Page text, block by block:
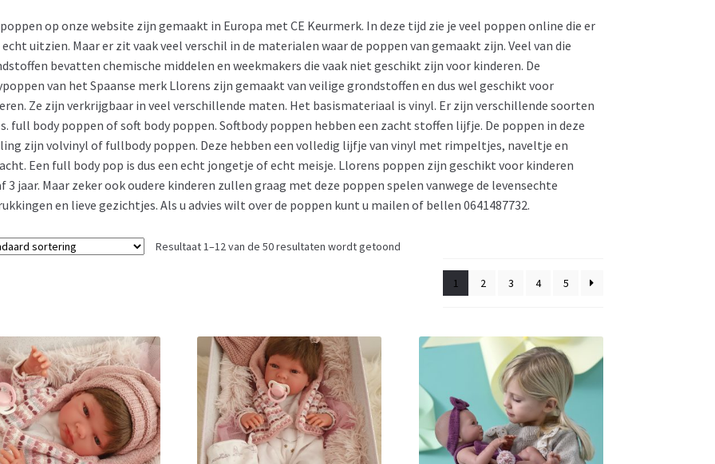
op onze website zijn gemaakt in Europa met CE Keurmerk. In deze tijd zie je veel poppen online die er
uitzien. Maar er zit vaak veel verschil in de materialen waar de poppen van gemaakt zijn. Veel van die
bevatten chemische middelen en weekmakers die vaak niet geschikt zijn voor kinderen. De
van het Spaanse merk Llorens zijn gemaakt van veilige grondstoffen en dus wel geschikt voor
Ze zijn verkrijgbaar in veel verschillende maten. Het basismateriaal is vinyl. Er zijn verschillende soorten
full body poppen of soft body poppen. Softbody poppen hebben een zacht stoffen lijfje. De poppen in deze
zijn volvinyl of fullbody poppen. Deze hebben een volledig lijfje van vinyl met rimpeltjes, naveltje en
Een full body pop is dus een echt jongetje of echt meisje. Llorens poppen zijn geschikt voor kinderen
3 jaar. Maar zeker ook oudere kinderen zullen graag met deze poppen spelen vanwege de levensechte
en lieve gezichtjes. Als u advies wilt over de poppen kunt u mailen of bellen 0641487732.
Resultaat 1–12 van de 50 resultaten wordt getoond
1 2 3 4 5